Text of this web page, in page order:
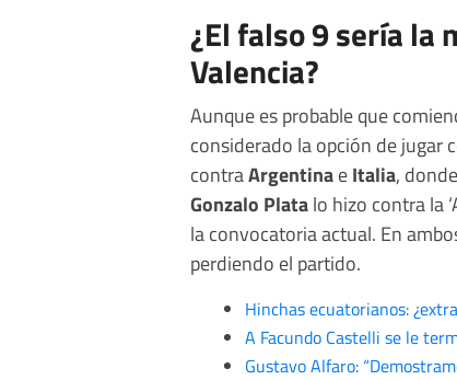
¿El falso 9 sería la
Valencia?
Aunque es probable que
considerado la opción de jugar
contraArgentinaeItalia, donde
Gonzalo Platalo hizo contra la
la convocatoria actual. En
perdiendo el partido.
Hinchas ecuatorianos:
A Facundo Castelli se le
Gustavo Alfaro: